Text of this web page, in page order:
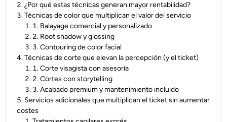
2.¿Por qué estas técnicas generan mayor rentabilidad?
3.Técnicas de color que multiplican el valor del servicio
1. 1. Balayage comercial y personalizado
2. 2. Root shadow y glossing
3. 3. Contouring de color facial
4.Técnicas de corte que elevan la percepción (y el ticket)
1. 1. Corte visagista con asesoría
2. 2. Cortes con storytelling
3. 3. Acabado premium y mantenimiento incluido
5. Servicios adicionales que multiplican el ticket sin aumentar
costes